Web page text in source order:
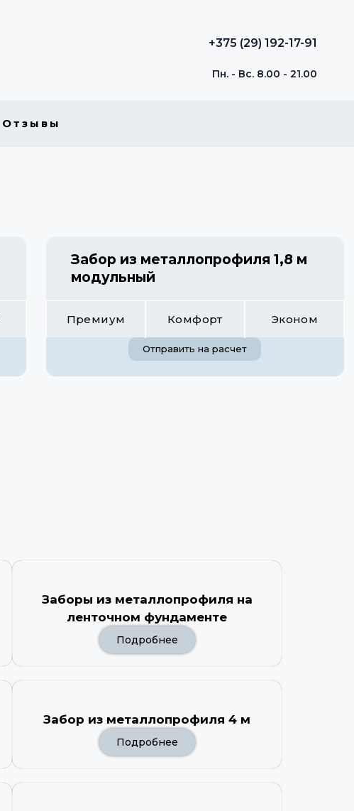
+375 (29) 192-17-91
Пн. - Вс. 8.00 - 21.00
Отзывы
Забор из металлопрофиля 1,8 м
модульный
Премиум Комфорт Эконом
Отправить на расчет
Заборы из металлопрофиля на
ленточном фундаменте
Подробнее
Забор из металлопрофиля 4 м
Подробнее